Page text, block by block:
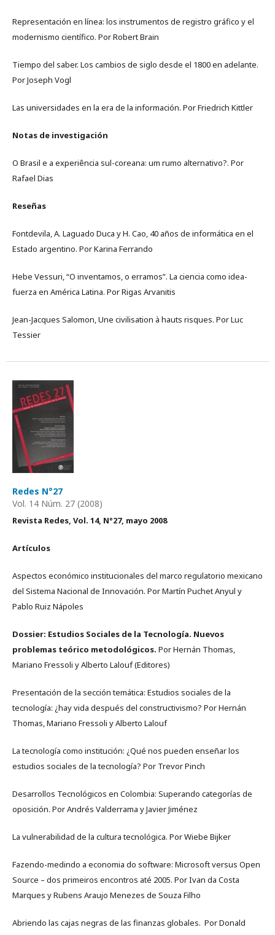
Representación en línea: los instrumentos de registro gráfico y el
modernismo científico. Por Robert Brain
Tiempo del saber. Los cambios de siglo desde el 1800 en adelante.
Por Joseph Vogl
Las universidades en la era de la información. Por Friedrich Kittler
Notas de investigación
O Brasil e a experiência sul-coreana: um rumo alternativo?. Por
Rafael Dias
Reseñas
Fontdevila, A. Laguado Duca y H. Cao, 40 años de informática en el
Estado argentino. Por Karina Ferrando
Hebe Vessuri, “O inventamos, o erramos”. La ciencia como idea-
fuerza en América Latina. Por Rigas Arvanitis
Jean-Jacques Salomon, Une civilisation à hauts risques. Por Luc
Tessier
Redes N°27
Vol. 14 Núm. 27 (2008)
Revista Redes, Vol. 14, N°27, mayo 2008
Artículos
Aspectos económico institucionales del marco regulatorio mexicano
del Sistema Nacional de Innovación. Por Martín Puchet Anyul y
Pablo Ruiz Nápoles
Dossier: Estudios Sociales de la Tecnología. Nuevos
problemas teórico metodológicos. Por Hernán Thomas,
Mariano Fressoli y Alberto Lalouf (Editores)
Presentación de la sección temática: Estudios sociales de la
tecnología: ¿hay vida después del constructivismo? Por Hernán
Thomas, Mariano Fressoli y Alberto Lalouf
La tecnología como institución: ¿Qué nos pueden enseñar los
estudios sociales de la tecnología? Por Trevor Pinch
Desarrollos Tecnológicos en Colombia: Superando categorías de
oposición. Por Andrés Valderrama y Javier Jiménez
La vulnerabilidad de la cultura tecnológica. Por Wiebe Bijker
Fazendo-medindo a economia do software: Microsoft versus Open
Source – dos primeiros encontros até 2005. Por Ivan da Costa
Marques y Rubens Araujo Menezes de Souza Filho
Abriendo las cajas negras de las finanzas globales. Por Donald